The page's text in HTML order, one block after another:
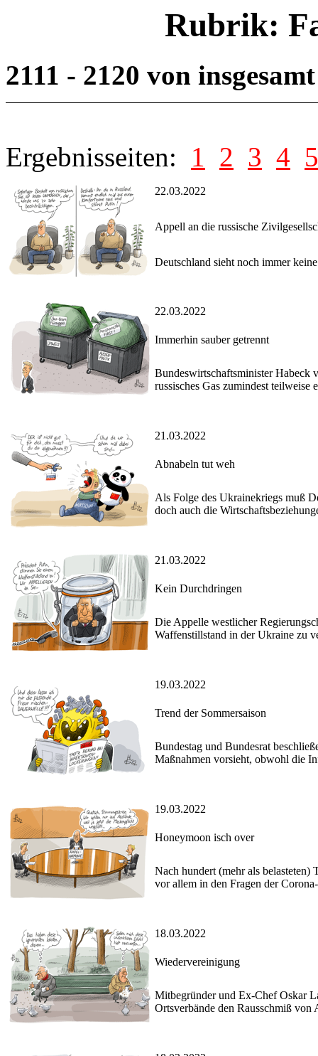
Rubrik:
2111 - 2120 von
Ergebnisseiten: 1 2 3 4 5
22.03.2022
Appell an die russische
Deutschland sieht noch immer
22.03.2022
Immerhin sauber getrennt
Bundeswirtschaftsminister Habeck
russisches Gas zumindest teilweise
21.03.2022
Abnabeln tut weh
Als Folge des Ukrainekriegs muß
doch auch die
21.03.2022
Kein Durchdringen
Die Appelle westlicher
Waffenstillstand in der Ukraine zu
19.03.2022
Trend der Sommersaison
Bundestag und Bundesrat
Maßnahmen vorsieht, obwohl die
19.03.2022
Honeymoon isch over
Nach hundert (mehr als
vor allem in den Fragen der
18.03.2022
Wiedervereinigung
Mitbegründer und Ex-Chef Oskar
Ortsverbände den Rausschmiß von